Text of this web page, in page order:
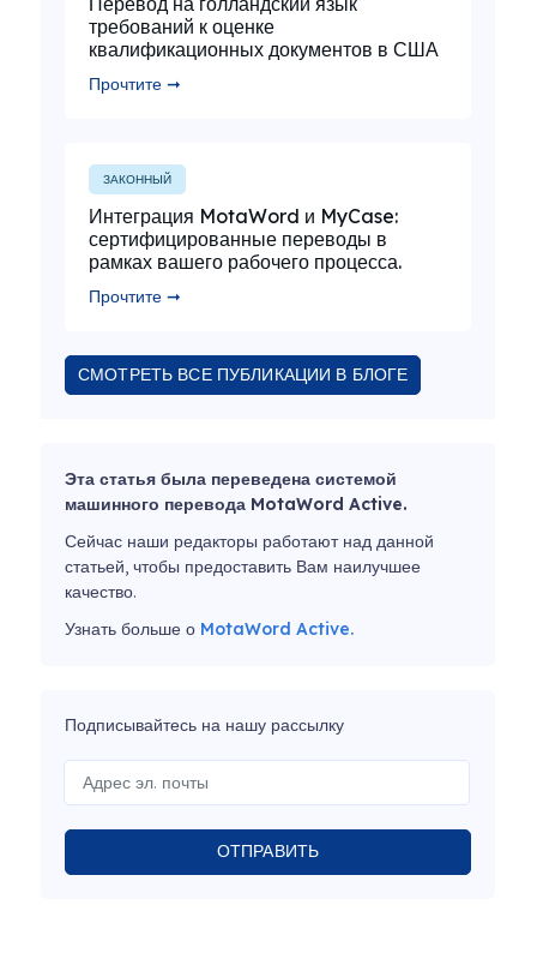
требований к оценке
квалификационных документов в США
Прочтите ➞
ЗАКОННЫЙ
Интеграция MotaWord и MyCase:
сертифицированные переводы в
рамках вашего рабочего процесса.
Прочтите ➞
СМОТРЕТЬ ВСЕ ПУБЛИКАЦИИ В БЛОГЕ
Эта статья была переведена системой
машинного перевода MotaWord Active.
Сейчас наши редакторы работают над данной
статьей, чтобы предоставить Вам наилучшее
качество.
Узнать больше о MotaWord Active.
Подписывайтесь на нашу рассылку
ОТПРАВИТЬ